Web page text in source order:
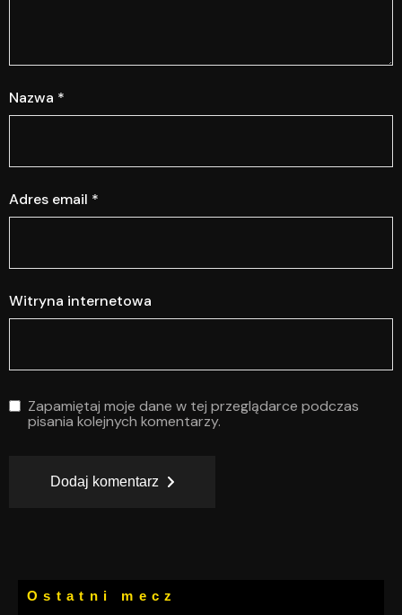
Nazwa *
Adres email *
Witryna internetowa
Zapamiętaj moje dane w tej przeglądarce podczas
pisania kolejnych komentarzy.
Dodaj komentarz
Ostatni mecz